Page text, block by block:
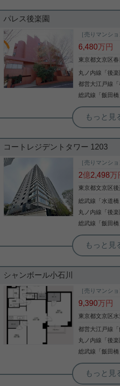
パレス後楽園
［売りマンショ
6,480万円
東京都文京区
丸ノ内線 「後楽
都営大江戸線 「
総武線 「飯田橋
実用春日ホーム 本店 砂子-
春日 高台
園】のご紹介です。 7路線の利用できるマ
セス、都心主要
能です。 現地をご覧いただければすぐ分かります
が、 高台立地で眺望、通風、陽当たりがともに良好
で、周辺環境も
す。 パワースポットの北野神社の力も浴びながら、
元気になる物件です。 スケルトン
行っております
容】 配管新規(
浴室 追い炊き
水洗浄便座機能付き
写真(9)
コートレジデントタワー 1203
［売りマンショ
2億2,498万
東京都文京区
総武線 「水道橋
丸ノ内線 「後楽
総武線 「飯田橋
実用春日ホーム 富坂サテライト 金子
総戸数122
なお部屋とな
駅5分など 複数路線
も可能なマンシ
リフォーム完了予定☆ 気になった方
シャンボール小石川
［売りマンショ
9,390万円
東京都文京区
都営大江戸線 「
丸ノ内線 「後楽
総武線 「飯田橋
実用春日ホーム 茗荷谷店 上村啓士
金富小学